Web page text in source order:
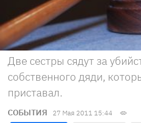
Две сестры сядут за
собственного дяди,
приставал.
СОБЫТИЯ 27 Мая 2011 15:44